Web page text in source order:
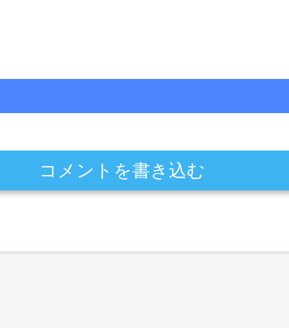
コメントを書き込む